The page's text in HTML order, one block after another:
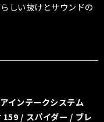
しい抜けとサウンドの
インテークシステム
/ スパイダー / ブレ